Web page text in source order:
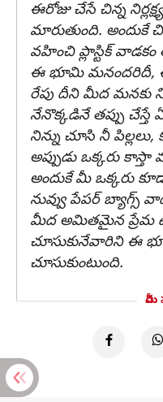
ఈరోజు చేసే చిన్న
మారుతుంది. అందుకే
వహించి ప్లాస్టిక్ వాడకం
ఈ భూమి మనందరిదీ,
రేపు దీని మీద మనకు
నేనొక్కడినే తప్పు చేస్తే
నిన్ను చూసి నీ పిల్లలు,
అప్పుడు ఒక్కరు
అందుకే మీ ఒక్కరు
నువ్వు పేపర్ బ్యాగ్స్
మీద అమితమైన ప్రేమ
చూసుకునేవారిని ఈ
చూసుకుంటుంది.